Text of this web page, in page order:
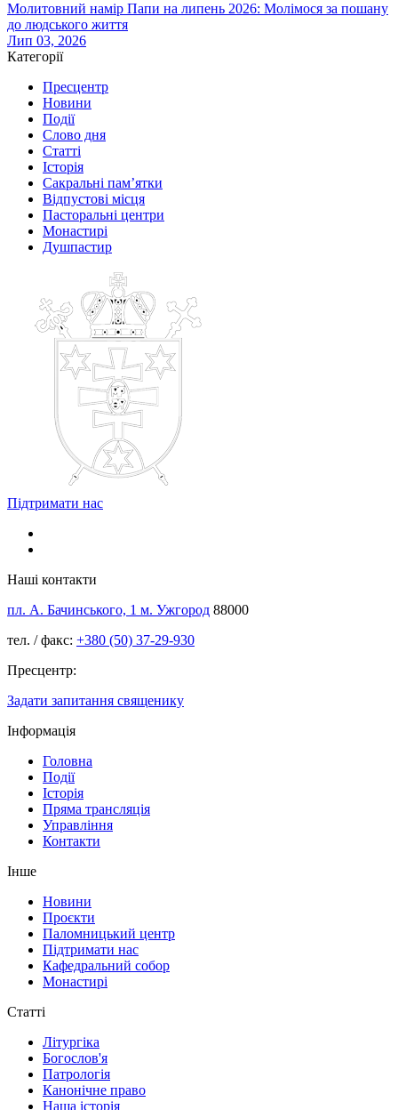
Молитовний намір Папи на липень 2026: Молімося за пошану
до людського життя
Лип 03, 2026
Категорії
Пресцентр
Новини
Події
Слово дня
Статті
Історія
Сакральні пам’ятки
Відпустові місця
Пасторальні центри
Монастирі
Душпастир
Підтримати нас
Наші контакти
пл. А. Бачинського, 1 м. Ужгород 88000
тел. / факс: +380 (50) 37-29-930
Пресцентр:
Задати запитання священику
Інформація
Головна
Події
Історія
Пряма трансляція
Управління
Контакти
Інше
Новини
Проєкти
Паломницький центр
Підтримати нас
Кафедральний собор
Монастирі
Статті
Літургіка
Богослов'я
Патрологія
Канонічне право
Наша історія